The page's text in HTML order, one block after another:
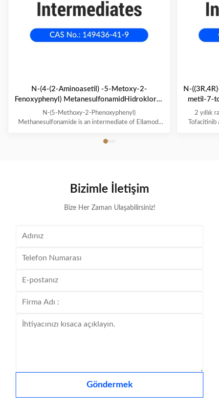
N-(4-(2-Aminoasetil) -5-Metoxy-2-
Fenoxyphenyl) MetanesulfonamidHidroklorür
149436-41-9
N-(5-Methoxy-2-Phenoxyphenyl)
Methanesulfonamide is an intermediate of Ellamod.
Phenoxyphenyl) MethanesulfonamideHydrochloride
N-
metil-7-
2 yıllık
Bizimle İletişim
Bize Her Zaman Ulaşabilirsiniz!
Göndermek